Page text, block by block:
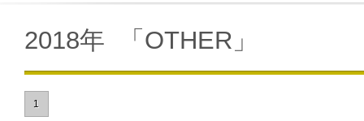
2018年 「OTHER」
1